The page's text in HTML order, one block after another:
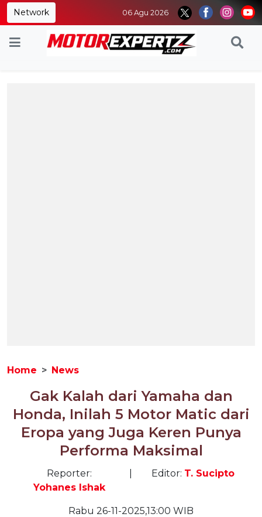
Network 06 Agu 2026
Home News
Gak Kalah dari Yamaha dan
Honda, Inilah 5 Motor Matic dari
Eropa yang Juga Keren Punya
Performa Maksimal
Reporter:
Yohanes Ishak
Editor: T. Sucipto
Rabu 26-11-2025,13:00 WIB